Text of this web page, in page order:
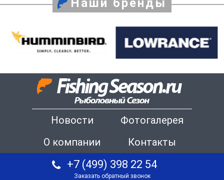
Наши бренды
Новости
Фотогалерея
О компании
Контакты
+7 (499) 398 22 54
Заказать обратный звонок